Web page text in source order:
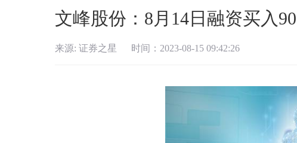
文峰股份：8月14日融资买入
来源: 证券之星 时间：2023-08-15 09:42:26